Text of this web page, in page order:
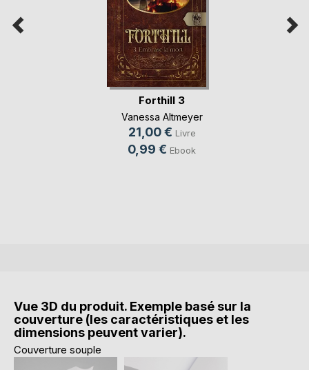
Forthill 3
Vanessa Altmeyer
21,00 € Livre
0,99 € Ebook
Vue 3D du produit. Exemple basé sur la
couverture (les caractéristiques et les
dimensions peuvent varier).
Couverture souple